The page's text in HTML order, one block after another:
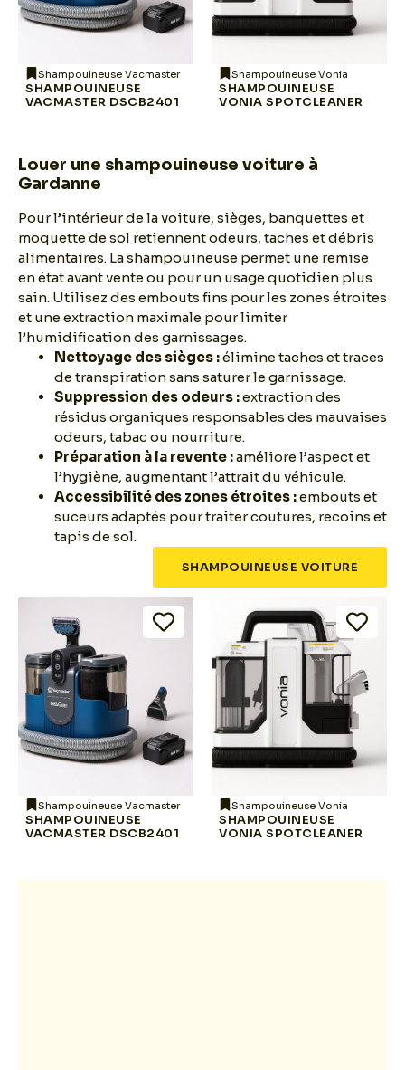
Shampouineuse Vacmaster
SHAMPOUINEUSE
VACMASTER DSCB2401
Shampouineuse Vonia
SHAMPOUINEUSE
VONIA SPOTCLEANER
Louer une shampouineuse voiture à
Gardanne
Pour l’intérieur de la voiture, sièges, banquettes et
moquette de sol retiennent odeurs, taches et débris
alimentaires. La shampouineuse permet une remise
en état avant vente ou pour un usage quotidien plus
sain. Utilisez des embouts fins pour les zones étroites
et une extraction maximale pour limiter
l’humidification des garnissages.
Nettoyage des sièges :élimine taches et traces
de transpiration sans saturer le garnissage.
Suppression des odeurs :extraction des
résidus organiques responsables des mauvaises
odeurs, tabac ou nourriture.
Préparation à la revente :améliore l’aspect et
l’hygiène, augmentant l’attrait du véhicule.
Accessibilité des zones étroites :embouts et
suceurs adaptés pour traiter coutures, recoins et
tapis de sol.
SHAMPOUINEUSE VOITURE
Shampouineuse Vacmaster
SHAMPOUINEUSE
VACMASTER DSCB2401
Shampouineuse Vonia
SHAMPOUINEUSE
VONIA SPOTCLEANER